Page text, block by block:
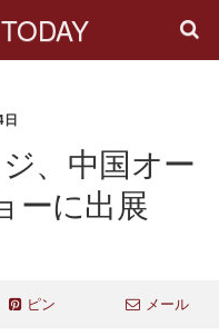
、中国オー
ーに出展
ピン メール